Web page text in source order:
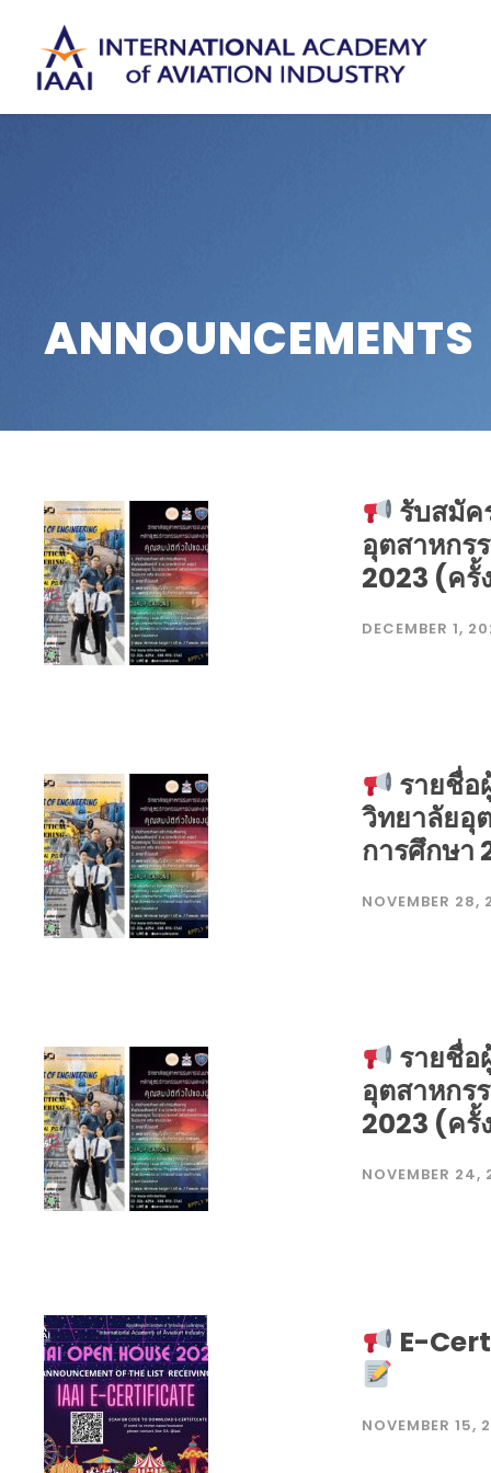
ANNOUNCEMENTS
รับสมัค
อุตสาหกร
2023 (ครั้
DECEMBER 1,
รายชื่อ
วิทยาลัยอุ
การศึกษา
NOVEMBER 28,
รายชื่อ
อุตสาหกร
2023 (ครั้
NOVEMBER 24,
E-
NOVEMBER 15,